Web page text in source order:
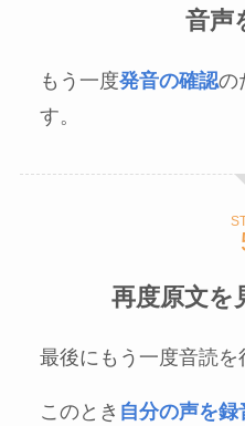
音声
もう一度発音の確認の
す。
再度原文を
最後にもう一度音読を
このとき 自分の声を